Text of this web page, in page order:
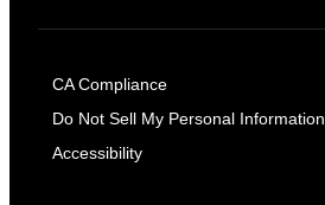
CA Compliance
Do Not Sell My Personal Information
Accessibility